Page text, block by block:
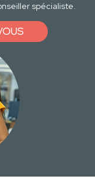
spécialiste.